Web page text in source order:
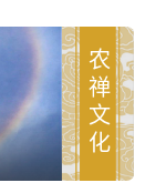
农禅文化